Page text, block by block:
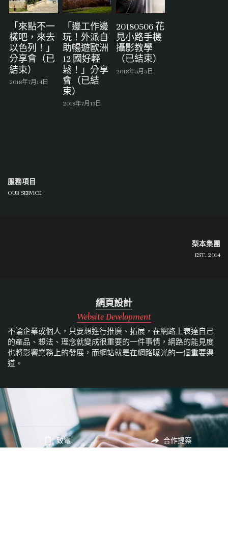
「來點不一
樣吧，來去
以色列！」
分享會（已
結束）
2018年7月14日
「邊工作邊
玩！外派自
助暢遊歐洲
12 國好輕
鬆！」分享
會（已結
束）
2018年7月13日
20180506 花
見小路手機
攝影教學
（已結束）
2018年5月5日
服務項目
OUR SERVICE
梨本集團
EST. 2014
網頁設計
Website Development
不論企業或個人，只要想進行推廣、拓展，在網路上表達自己
的產品、想法、理念就變成很重要的一件事情，網路的能見度
也將影響業務上的發展，而網站就是在網路曝光的一個重要渠
道。
致電 合作提案